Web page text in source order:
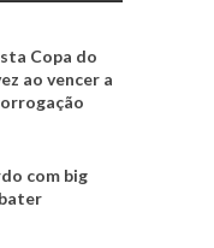
Copa do
ao vencer a
com big